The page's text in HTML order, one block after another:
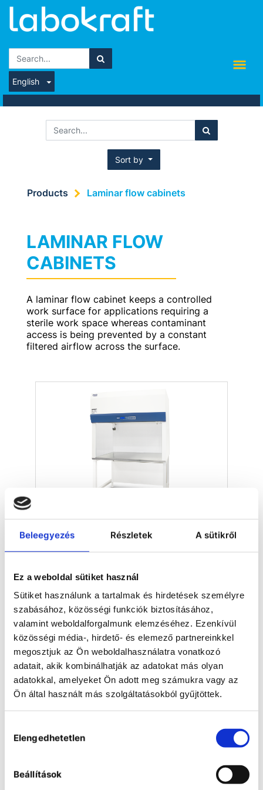
Beleegyezés Részletek A sütikről
Ez a weboldal sütiket használ
Sütiket használunk a tartalmak és hirdetések személyre
szabásához, közösségi funkciók biztosításához,
valamint weboldalforgalmunk elemzéséhez. Ezenkívül
közösségi média-, hirdető- és elemező partnereinkkel
megosztjuk az Ön weboldalhasználatra vonatkozó
adatait, akik kombinálhatják az adatokat más olyan
adatokkal, amelyeket Ön adott meg számukra vagy az
Ön által használt más szolgáltatásokból gyűjtöttek.
kiválasztása
Elengedhetetlen
Beállítások
English
Sort by
Products Laminar flow cabinets
LAMINAR FLOW
CABINETS
A laminar flow cabinet keeps a controlled
work surface for applications requiring a
sterile work space whereas contaminant
access is being prevented by a constant
filtered airflow across the surface.
Horizontal laminar flow cabinets